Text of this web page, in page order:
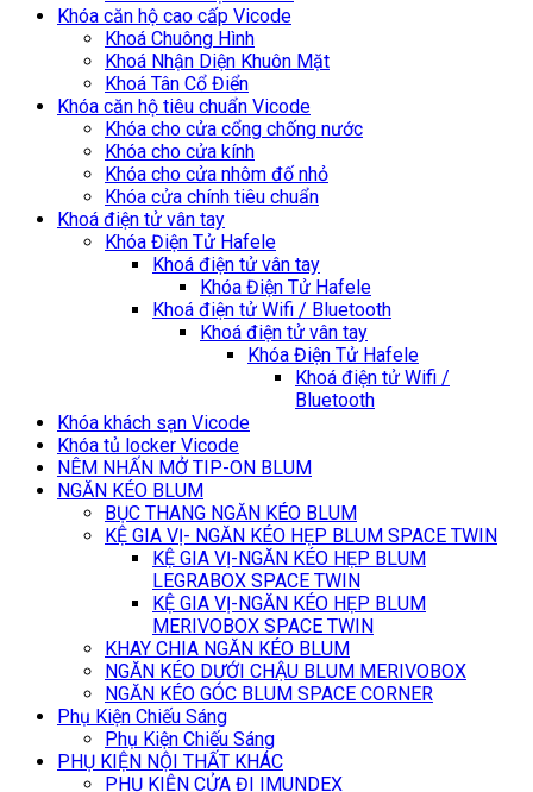
Khóa căn hộ cao cấp Vicode
Khoá Chuông Hình
Khoá Nhận Diện Khuôn Mặt
Khoá Tân Cổ Điển
Khóa căn hộ tiêu chuẩn Vicode
Khóa cho cửa cổng chống nước
Khóa cho cửa kính
Khóa cho cửa nhôm đố nhỏ
Khóa cửa chính tiêu chuẩn
Khoá điện tử vân tay
Khóa Điện Tử Hafele
Khoá điện tử vân tay
Khóa Điện Tử Hafele
Khoá điện tử Wifi / Bluetooth
Khoá điện tử vân tay
Khóa Điện Tử Hafele
Khoá điện tử Wifi /
Bluetooth
Khóa khách sạn Vicode
Khóa tủ locker Vicode
NÊM NHẤN MỞ TIP-ON BLUM
NGĂN KÉO BLUM
BỤC THANG NGĂN KÉO BLUM
KỆ GIA VỊ- NGĂN KÉO HẸP BLUM SPACE TWIN
KỆ GIA VỊ-NGĂN KÉO HẸP BLUM
LEGRABOX SPACE TWIN
KỆ GIA VỊ-NGĂN KÉO HẸP BLUM
MERIVOBOX SPACE TWIN
KHAY CHIA NGĂN KÉO BLUM
NGĂN KÉO DƯỚI CHẬU BLUM MERIVOBOX
NGĂN KÉO GÓC BLUM SPACE CORNER
Phụ Kiện Chiếu Sáng
Phụ Kiện Chiếu Sáng
PHỤ KIỆN NỘI THẤT KHÁC
PHỤ KIỆN CỬA ĐI IMUNDEX